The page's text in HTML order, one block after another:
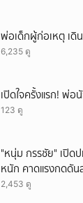
พ่อเด็กผู้ก่อเหตุ เดิ
6,235 ดู
เปิดใจครั้งแรก! พ่อ
123 ดู
"หนุ่ม กรรชัย" เปิด
หนัก คาดแรงกดดัน
2,453 ดู